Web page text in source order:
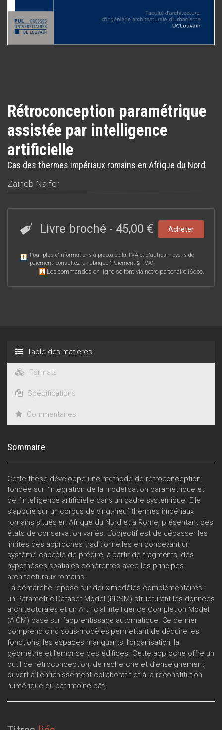
Rétroconception paramétrique
assistée par intelligence
artificielle
Cas des thermes impériaux romains en Afrique du Nord
Zaineb Naifer
Livre broché - 45,00 € Acheter
Pour plus d'informations à propos de la TVA et d'autres moyens de
paiement, consultez la rubrique "Paiement & TVA".
Les commandes en ligne se font via notre partenaire i6doc.
Table des matières
Formats
Spécifications
Commentaires
Sommaire
Cette thèse développe une méthode de rétroconception
fondée sur l'intégration de la modélisation paramétrique et
de l’intelligence artificielle dans un cadre systémique. Elle
s’appuie sur un corpus de vingt-neuf thermes impériaux
romains situés en Afrique du Nord et à Rome, présentant des
états de conservation variés. L’objectif est de dépasser les
limites des approches traditionnelles en concevant un
système capable de prédire, à partir de fragments, des
hypothèses spatiales cohérentes avec les principes
architecturaux romains.
La démarche repose sur deux modèles complémentaires :
un Parametric Dataset Model (PDSM) structurant les données
architecturales et un Artificial Intelligence Completion Model
(AICM) basé sur l’apprentissage automatique. Ce dernier
comprend cinq sous-modèles permettant de déduire les
fonctions, les espaces manquants, l’organisation, la
géométrie et l’emprise des édifices. Cette approche offre un
outil de rétroconception, de recherche et d’enseignement,
ouvert à l’enrichissement collaboratif et à la reconstitution
numérique du patrimoine bâti.